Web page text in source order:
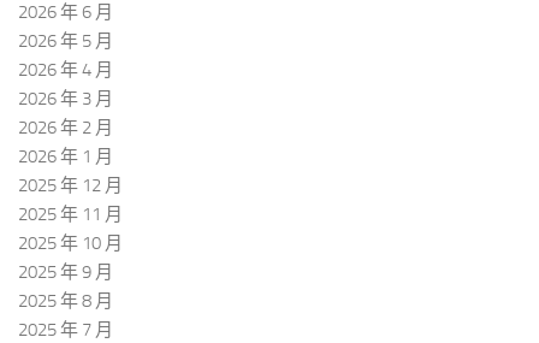
2026 年 6 月
2026 年 5 月
2026 年 4 月
2026 年 3 月
2026 年 2 月
2026 年 1 月
2025 年 12 月
2025 年 11 月
2025 年 10 月
2025 年 9 月
2025 年 8 月
2025 年 7 月